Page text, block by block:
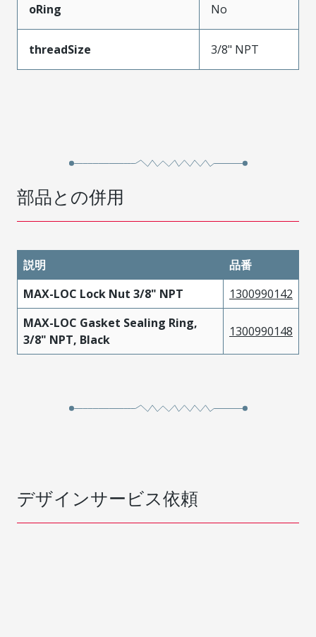
oRing No
threadSize 3/8" NPT
部品との併用
説明
品番
MAX-LOC Lock Nut 3/8" NPT
1300990142
MAX-LOC Gasket Sealing Ring,
3/8" NPT, Black
1300990148
デザインサービス依頼